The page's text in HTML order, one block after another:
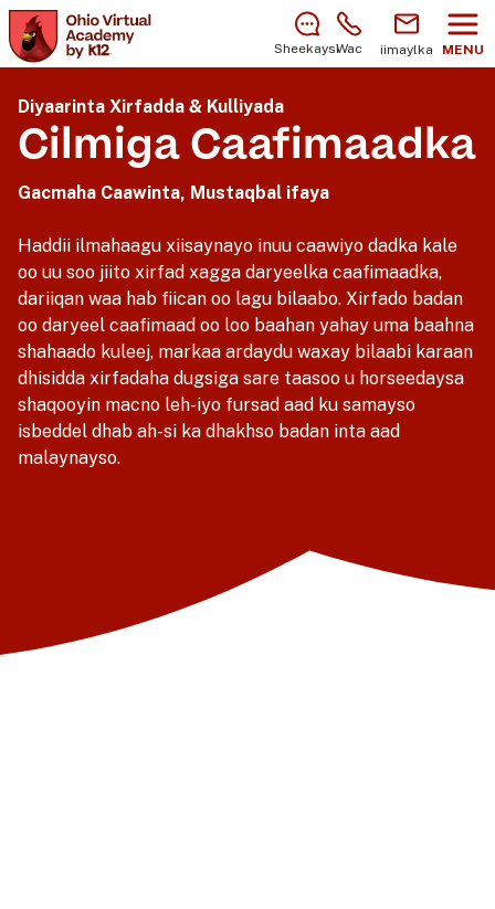
Wali waxaa jira fursad aad nagu soo biiri karto
sanad dugsiyeedka 2026–2027!Baro sida loo
isdiiwaangeliyo
SheekaysiWac iimaylka MENU
Diyaarinta Xirfadda & Kulliyada
Cilmiga Caafimaadka
Gacmaha Caawinta, Mustaqbal ifaya
Haddii ilmahaagu xiisaynayo inuu caawiyo dadka kale
oo uu soo jiito xirfad xagga daryeelka caafimaadka,
dariiqan waa hab fiican oo lagu bilaabo. Xirfado badan
oo daryeel caafimaad oo loo baahan yahay uma baahna
shahaado kuleej, markaa ardaydu waxay bilaabi karaan
dhisidda xirfadaha dugsiga sare taasoo u horseedaysa
shaqooyin macno leh-iyo fursad aad ku samayso
isbeddel dhab ah-si ka dhakhso badan inta aad
malaynayso.